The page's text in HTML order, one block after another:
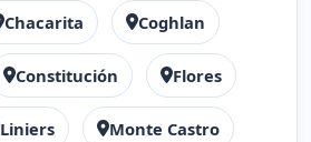
Chacarita Coghlan
Constitución Flores
Liniers Monte Castro